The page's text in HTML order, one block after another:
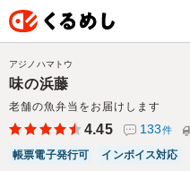
味の浜藤
老舗の魚弁当をお届けします
アジノハマトウ
4.45 133件
帳票電子発行可
インボイス対応